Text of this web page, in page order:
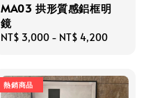
MA03 拱形質感鋁框明
鏡
Regular
NT$ 3,000 - NT$ 4,200
熱銷商品